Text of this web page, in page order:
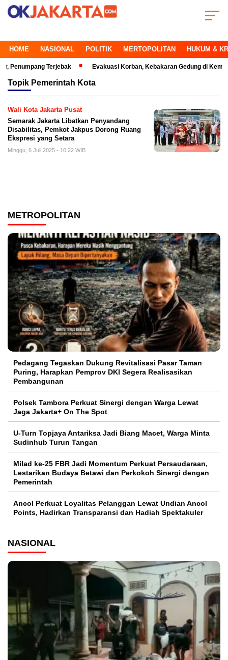
HOME NASIONAL POLITIK MERTOPOLITAN HUKUM &
Terjebak Evakuasi Korban, Kebakaran Gedung di Kemayoran
Topik Pemerintah Kota
Wali Kota Jakarta Pusat
Semarak Jakarta Libatkan Penyandang
Disabilitas, Pemkot Jakpus Dorong Ruang
Ekspresi yang Setara
Minggu, 6 Juli 2025 - 10:22 WIB
METROPOLITAN
Pedagang Tegaskan Dukung Revitalisasi Pasar Taman
Puring, Harapkan Pemprov DKI Segera Realisasikan
Pembangunan
Polsek Tambora Perkuat Sinergi dengan Warga Lewat
Jaga Jakarta+ On The Spot
U-Turn Topjaya Antariksa Jadi Biang Macet, Warga Minta
Sudinhub Turun Tangan
Milad ke-25 FBR Jadi Momentum Perkuat Persaudaraan,
Lestarikan Budaya Betawi dan Perkokoh Sinergi dengan
Pemerintah
Ancol Perkuat Loyalitas Pelanggan Lewat Undian Ancol
Points, Hadirkan Transparansi dan Hadiah Spektakuler
NASIONAL